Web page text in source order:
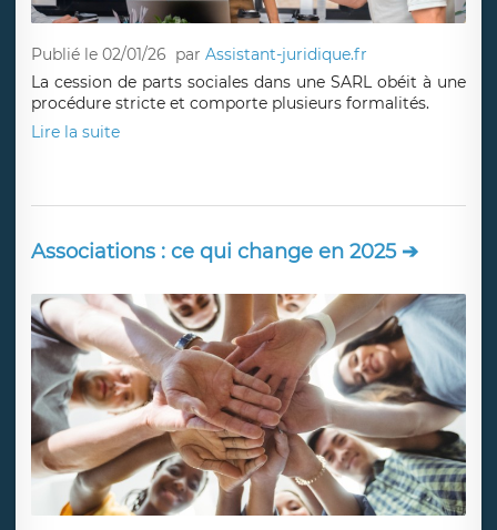
Publié le 02/01/26 parAssistant-juridique.fr
La cession de parts sociales dans une SARL obéit à une
procédure stricte et comporte plusieurs formalités.
Lire la suite
Associations : ce qui change en 2025 ➔